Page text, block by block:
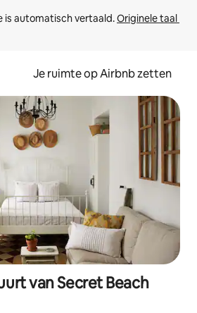
is automatisch vertaald. Originele taal
Je ruimte op Airbnb zetten
van Secret Beach